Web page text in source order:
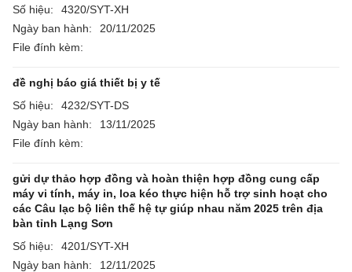
Số hiệu:
4320/SYT-XH
Ngày ban hành:
20/11/2025
File đính kèm:
đề nghị báo giá thiết bị y tế
Số hiệu:
4232/SYT-DS
Ngày ban hành:
13/11/2025
File đính kèm:
gửi dự thảo hợp đồng và hoàn thiện hợp đồng cung cấp
máy vi tính, máy in, loa kéo thực hiện hỗ trợ sinh hoạt cho
các Câu lạc bộ liên thế hệ tự giúp nhau năm 2025 trên địa
bàn tỉnh Lạng Sơn
Số hiệu:
4201/SYT-XH
Ngày ban hành:
12/11/2025